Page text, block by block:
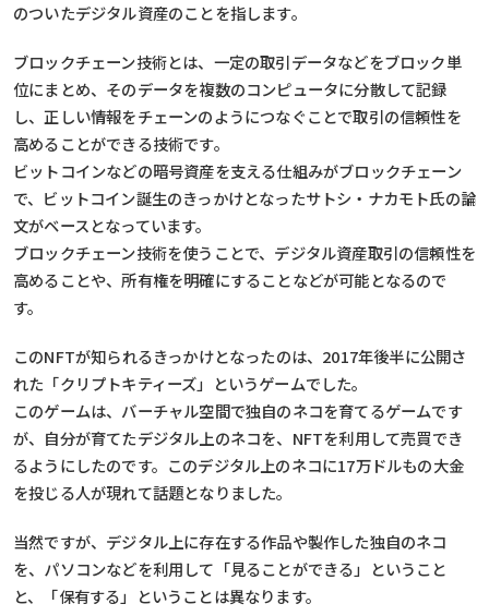
のついたデジタル資産のことを指します。
ブロックチェーン技術とは、一定の取引データなどをブロック単
位にまとめ、そのデータを複数のコンピュータに分散して記録
し、正しい情報をチェーンのようにつなぐことで取引の信頼性を
高めることができる技術です。
ビットコインなどの暗号資産を支える仕組みがブロックチェーン
で、ビットコイン誕生のきっかけとなったサトシ・ナカモト氏の論
文がベースとなっています。
ブロックチェーン技術を使うことで、デジタル資産取引の信頼性を
高めることや、所有権を明確にすることなどが可能となるので
す。
このNFTが知られるきっかけとなったのは、2017年後半に公開さ
れた「クリプトキティーズ」というゲームでした。
このゲームは、バーチャル空間で独自のネコを育てるゲームです
が、自分が育てたデジタル上のネコを、NFTを利用して売買でき
るようにしたのです。このデジタル上のネコに17万ドルもの大金
を投じる人が現れて話題となりました。
当然ですが、デジタル上に存在する作品や製作した独自のネコ
を、パソコンなどを利用して「見ることができる」ということ
と、「保有する」ということは異なります。